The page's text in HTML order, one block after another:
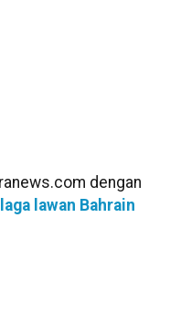
dengan
lawan Bahrain